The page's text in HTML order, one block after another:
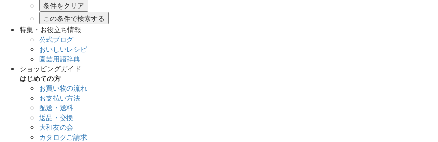
この条件で検索する
特集・お役立ち情報
公式ブログ
おいしいレシピ
園芸用語辞典
ショッピングガイド
はじめての方
お買い物の流れ
お支払い方法
配送・送料
返品・交換
大和友の会
カタログご請求